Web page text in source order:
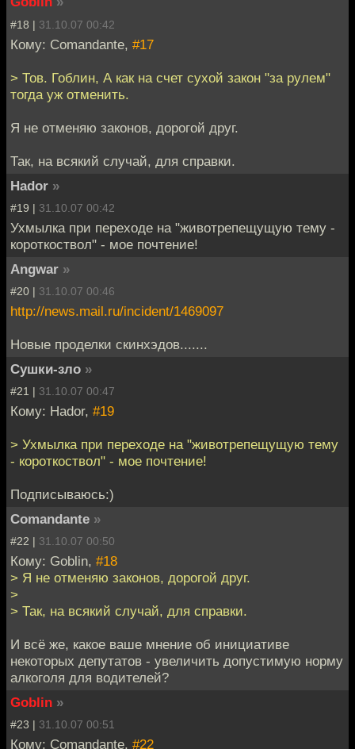
#18 | 31.10.07 00:42
Кому: Comandante, #17
> Тов. Гоблин, А как на счет сухой закон "за рулем"
тогда уж отменить.
Я не отменяю законов, дорогой друг.
Так, на всякий случай, для справки.
Hador »
#19 | 31.10.07 00:42
Ухмылка при переходе на "животрепещущую тему -
короткоствол" - мое почтение!
Angwar »
#20 | 31.10.07 00:46
http://news.mail.ru/incident/1469097
Новые проделки скинхэдов.......
Сушки-зло »
#21 | 31.10.07 00:47
Кому: Hador, #19
> Ухмылка при переходе на "животрепещущую тему
- короткоствол" - мое почтение!
Подписываюсь:)
Comandante »
#22 | 31.10.07 00:50
Кому: Goblin, #18
> Я не отменяю законов, дорогой друг.
>
> Так, на всякий случай, для справки.
И всё же, какое ваше мнение об инициативе
некоторых депутатов - увеличить допустимую норму
алкоголя для водителей?
Goblin »
#23 | 31.10.07 00:51
Кому: Comandante, #22